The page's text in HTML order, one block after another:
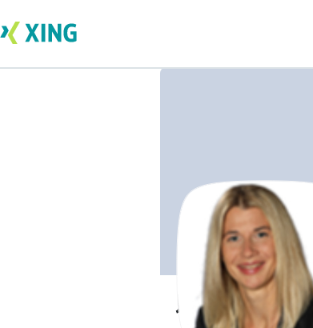
Janine Peters